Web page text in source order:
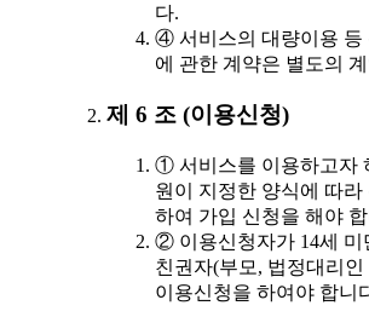
다.
④ 서비스의 대량이용 등
에 관한 계약은 별도의
제 6 조 (이용신청)
① 서비스를 이용하고자
원이 지정한 양식에 따
하여 가입 신청을 해야
② 이용신청자가 14세 미
친권자(부모, 법정대리인
이용신청을 하여야 합니